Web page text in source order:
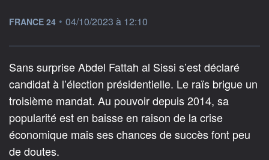
information fournie par
FRANCE 24 • 04/10/2023 à 12:10
Sans surprise Abdel Fattah al Sissi s’est déclaré
candidat à l’élection présidentielle. Le raïs brigue un
troisième mandat. Au pouvoir depuis 2014, sa
popularité est en baisse en raison de la crise
économique mais ses chances de succès font peu
de doutes.